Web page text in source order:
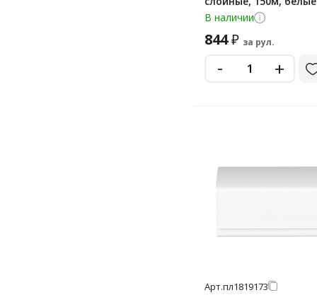
В наличии
844₽ за рул.
- +
Арт.пл1819173